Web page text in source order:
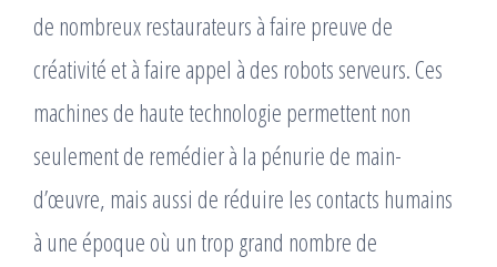
de nombreux restaurateurs à faire preuve de
créativité et à faire appel à des robots serveurs. Ces
machines de haute technologie permettent non
seulement de remédier à la pénurie de main-
d’œuvre, mais aussi de réduire les contacts humains
à une époque où un trop grand nombre de